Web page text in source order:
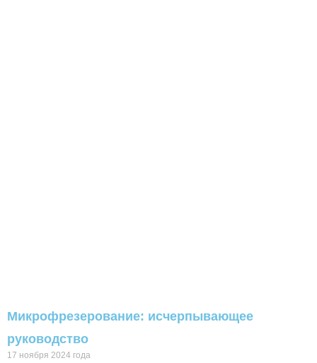
Микрофрезерование: исчерпывающее
руководство
17 ноября 2024 года